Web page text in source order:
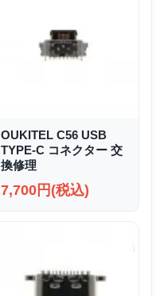
OUKITEL C56 USB
TYPE-C コネクター 交
換修理
7,700円(税込)